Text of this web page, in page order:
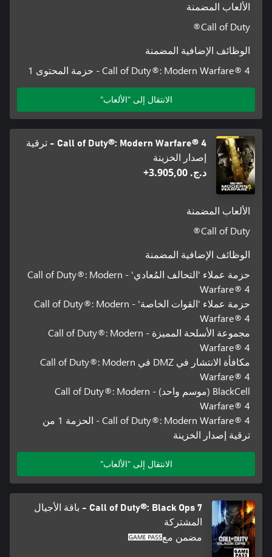
الألعاب المضمنة
Call of Duty®
الوظائف الإضافية المضمنة
Call of Duty®: Modern Warfare® 4 - حزمة المحتوى 1
الانتقال إلى "الألعاب"
Call of Duty®: Modern Warfare® 4 - ترقية
إصدار الخزينة
د.ج.‏ 3.905,00+
الألعاب المضمنة
Call of Duty®
الوظائف الإضافية المضمنة
حزمة عملاء 'التحالف المُعادي' - Call of Duty®: Modern
Warfare® 4
حزمة عملاء 'القوات الخاصة' - Call of Duty®: Modern
Warfare® 4
مجموعة الأسلحة المميزة - Call of Duty®: Modern
Warfare® 4
مكافأة الانتشار في DMZ في Call of Duty®: Modern
Warfare® 4
BlackCell (موسم واحد) - Call of Duty®: Modern
Warfare® 4
Call of Duty®: Modern Warfare® 4 - الحزمة 1 من
ترقية إصدار الخزينة
الانتقال إلى "الألعاب"
Call of Duty®: Black Ops 7 - باقة الأجيال
المشتركة
مضمن مع